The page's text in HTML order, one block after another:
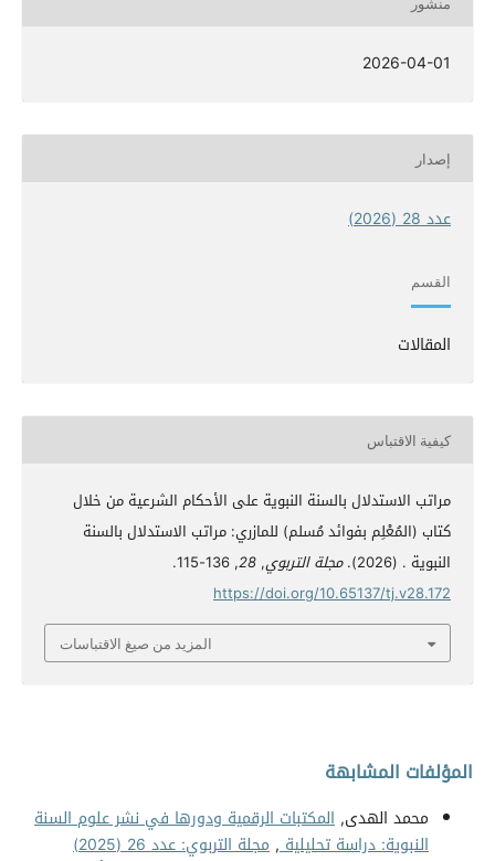
2026-04-01
إصدار
عدد 28 (2026)
القسم
المقالات
كيفية الاقتباس
مراتب الاستدلال بالسنة النبوية على الأحكام الشرعية من خلال
كتاب (المُعْلِم بفوائد مُسلم) للمازري: مراتب الاستدلال بالسنة
النبوية . (2026).
مجلة التربوي,
28
, 136-115.
https://doi.org/10.65137/tj.v28.172
المزيد من صيغ الاقتباسات
المؤلفات المشابهة
محمد الهدى, المكتبات الرقمية ودورها في نشر علوم السنة
النبوية: دراسة تحليلية, مجلة التربوي: عدد 26 (2025)